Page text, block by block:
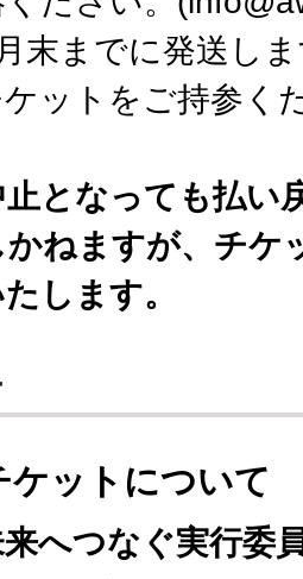
末までに発送し
ットをご持参く
となっても払い
ねますが、チケ
します。
ケットについて
来へつなぐ実行